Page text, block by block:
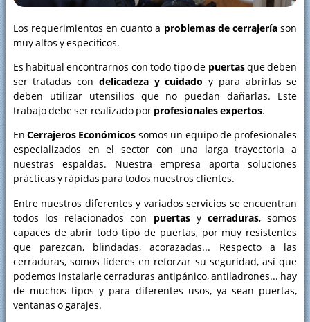
Los requerimientos en cuanto a problemas de cerrajería son
muy altos y específicos.
Es habitual encontrarnos con todo tipo de puertasque deben
ser tratadas con delicadeza y cuidado y para abrirlas se
deben utilizar utensilios que no puedan dañarlas. Este
trabajo debe ser realizado por profesionales expertos.
EnCerrajeros Económicos somos un equipo de profesionales
especializados en el sector con una larga trayectoria a
nuestras espaldas. Nuestra empresa aporta soluciones
prácticas y rápidas para todos nuestros clientes.
Entre nuestros diferentes y variados servicios se encuentran
todos los relacionados con puertasycerraduras, somos
capaces de abrir todo tipo de puertas, por muy resistentes
que parezcan, blindadas, acorazadas... Respecto a las
cerraduras, somos líderes en reforzar su seguridad, así que
podemos instalarle cerraduras antipánico, antiladrones... hay
de muchos tipos y para diferentes usos, ya sean puertas,
ventanas o garajes.